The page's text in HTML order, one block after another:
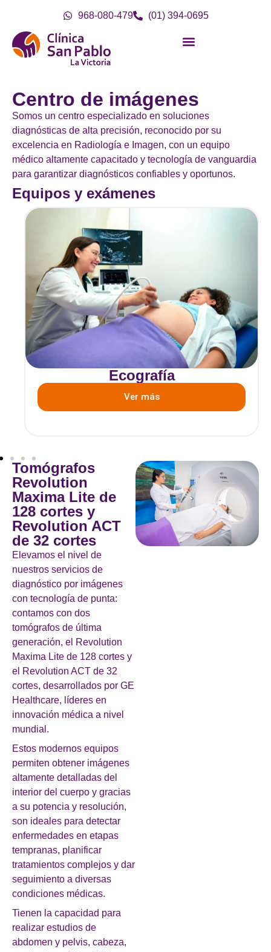
968-080-479 (01) 394-0695
Centro de imágenes
Somos un centro especializado en soluciones
diagnósticas de alta precisión, reconocido por su
excelencia en Radiología e Imagen, con un equipo
médico altamente capacitado y tecnología de vanguardia
para garantizar diagnósticos confiables y oportunos.
Equipos y exámenes
Ecografía
Ver más
Tomógrafos
Revolution
Maxima Lite de
128 cortes y
Revolution ACT
de 32 cortes
Elevamos el nivel de
nuestros servicios de
diagnóstico por imágenes
con tecnología de punta:
contamos con dos
tomógrafos de última
generación, el Revolution
Maxima Lite de 128 cortes y
el Revolution ACT de 32
cortes, desarrollados por GE
Healthcare, líderes en
innovación médica a nivel
mundial.
Estos modernos equipos
permiten obtener imágenes
altamente detalladas del
interior del cuerpo y gracias
a su potencia y resolución,
son ideales para detectar
enfermedades en etapas
tempranas, planificar
tratamientos complejos y dar
seguimiento a diversas
condiciones médicas.
Tienen la capacidad para
realizar estudios de
abdomen y pelvis, cabeza,